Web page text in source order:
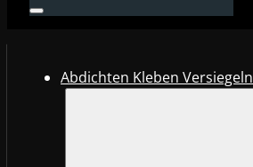
Abdichten Kleben Versiegeln